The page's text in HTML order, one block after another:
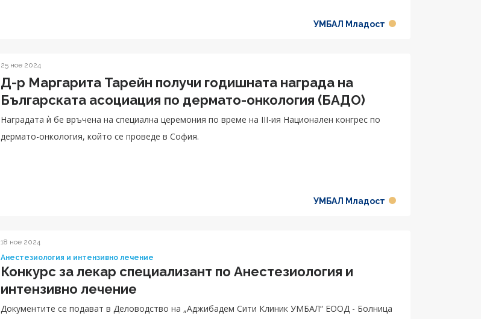
УМБАЛ Младост
25 ное 2024
Д-р Маргарита Тарейн получи годишната награда на
Българската асоциация по дермато-онкология (БАДО)
Наградата ѝ бе връчена на специална церемония по време на III-ия Национален конгрес по
дермато-онкология, който се проведе в София.
УМБАЛ Младост
18 ное 2024
Анестезиология и интензивно лечение
Конкурс за лекар специализант по Анестезиология и
интензивно лечение
Документите се подават в Деловодство на „Аджибадем Сити Клиник УМБАЛ“ ЕООД - Болница